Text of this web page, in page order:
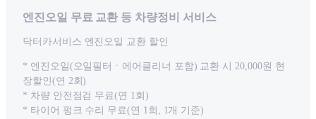
엔진오일 무료 교환 등 차량정비 서비스
닥터카서비스 엔진오일 교환 할인
* 엔진오일(오일필터ㆍ에어클리너 포함) 교환 시 20,000원 현
장할인(연 2회)
* 차량 안전점검 무료(연 1회)
* 타이어 펑크 수리 무료(연 1회, 1개 기준)